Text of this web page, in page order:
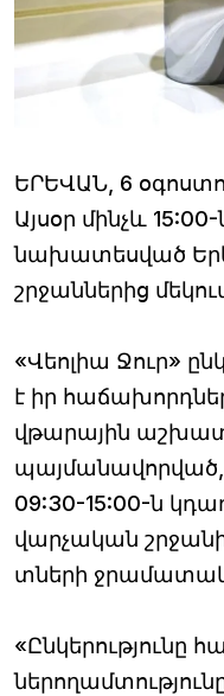
ԵՐԵՎԱՆ, 6
Այսօր մինչև
նախատեսված
շրջաններից
«Վեոլիա Ջուր»
է իր
վթարային
պայմանավորված,
09:30-15:00-ն
վարչական
տների
«Ընկերությունը